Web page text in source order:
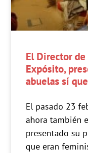
El Director
Expósito,
abuelas sí
El pasado 23
ahora también
presentado su
que eran